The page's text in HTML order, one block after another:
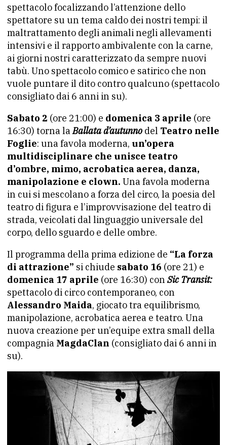
spettacolo focalizzando l’attenzione dello
spettatore su un tema caldo dei nostri tempi: il
maltrattamento degli animali negli allevamenti
intensivi e il rapporto ambivalente con la carne,
ai giorni nostri caratterizzato da sempre nuovi
tabù. Uno spettacolo comico e satirico che non
vuole puntare il dito contro qualcuno (spettacolo
consigliato dai 6 anni in su).
Sabato 2 (ore 21:00) e domenica 3 aprile (ore
16:30) torna laBallata d’autunno del Teatro nelle
Foglie: una favola moderna, un’opera
multidisciplinare che unisce teatro
d’ombre, mimo, acrobatica aerea, danza,
manipolazione e clown. Una favola moderna
in cui si mescolano a forza del circo, la poesia del
teatro di figura e l’improvvisazione del teatro di
strada, veicolati dal linguaggio universale del
corpo, dello sguardo e delle ombre.
Il programma della prima edizione de “La forza
di attrazione” si chiude sabato 16 (ore 21) e
domenica 17 aprile (ore 16:30) con Sic Transit:
spettacolo di circo contemporaneo, con
Alessandro Maida, giocato tra equilibrismo,
manipolazione, acrobatica aerea e teatro. Una
nuova creazione per un’equipe extra small della
compagnia MagdaClan (consigliato dai 6 anni in
su).